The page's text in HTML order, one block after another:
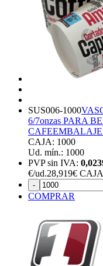
SUS006-1000
6/7onzas PARA
CAFE
CAJA: 1000
Ud. mín.: 1000
PVP sin IVA:
€/ud.28,919€ CAJA
-
COMPRAR